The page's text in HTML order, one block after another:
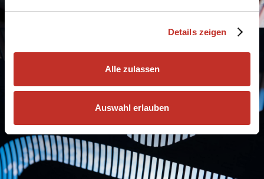
Details zeigen
Alle zulassen
Auswahl erlauben